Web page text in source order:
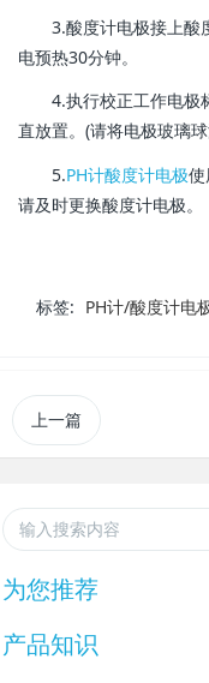
3.酸度计电极接上酸
电预热30分钟。
4.执行校正工作电极
直放置。(请将电极玻璃
5.PH计酸度计电极
请及时更换酸度计电极。
标签: PH计/酸度计电
上一篇
为您推荐
产品知识